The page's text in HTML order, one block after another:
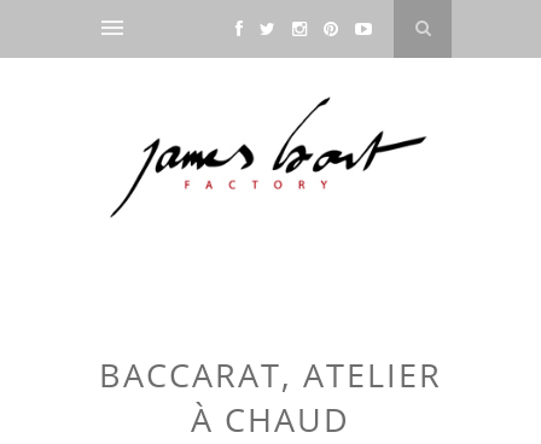
BACCARAT, ATELIER
À CHAUD